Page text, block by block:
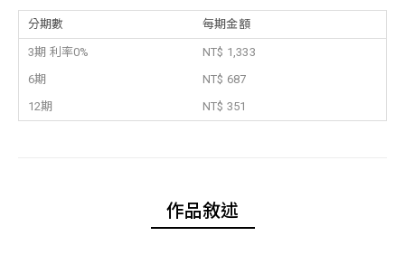
分期數 每期金額
3期 利率0%
NT$ 1,333
6期
NT$ 687
12期
NT$ 351
作品敘述